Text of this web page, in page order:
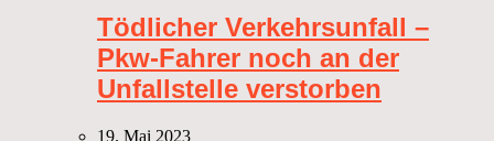
Tödlicher Verkehrsunfall –
Pkw-Fahrer noch an der
Unfallstelle verstorben
19. Mai 2023